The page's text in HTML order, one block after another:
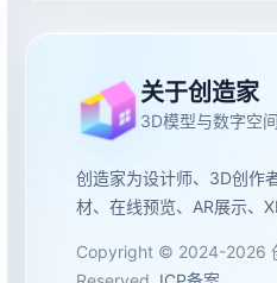
关于创造家
3D模型与数字空
创造家为设计师、3D创作
材、在线预览、AR展示、
Copyright © 2024-2026